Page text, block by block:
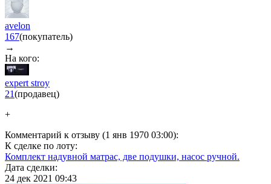
avelon
167(покупатель)
→
На кого:
expert stroy
21(продавец)
+
Комментарий к отзыву (1 янв 1970 03:00):
К сделке по лоту:
Комплект надувной матрас, две подушки, насос ручной.
Дата сделки:
24 дек 2021 09:43